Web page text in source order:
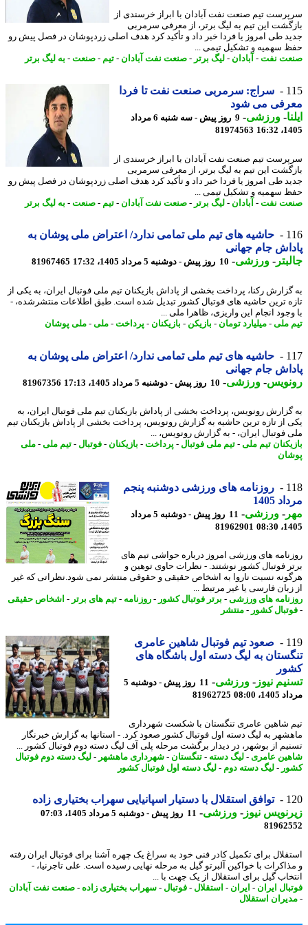
تیم صنعت نفت آبادان با ابراز خرسندی از
این تیم به لیگ برتر، از معرفی سرمربی
طی امروز یا فردا خبر داد و تأکید کرد هدف اصلی زردپوشان در فصل پیش رو
سهمیه و تشکیل تیمی ...
نفت -آبادان- لیگ برتر - صنعت نفت آبادان- تیم -صنعت-به لیگ برتر
سراج: سرمربی صنعت نفت تا فردا
می شود
-ورزشی-
9 روز پیش - سه شنبه 6 مرداد
81974563
تیم صنعت نفت آبادان با ابراز خرسندی از
این تیم به لیگ برتر، از معرفی سرمربی
طی امروز یا فردا خبر داد و تأکید کرد هدف اصلی زردپوشان در فصل پیش رو
سهمیه و تشکیل تیمی ...
نفت -آبادان- لیگ برتر - صنعت نفت آبادان- تیم -صنعت-به لیگ برتر
حاشیه های تیم ملی تمامی ندارد/ اعتراض ملی پوشان به
جام جهانی
-ورزشی-10 روز پیش - دوشنبه 5 مرداد 1405، 17:32 81967465
رکنا، پرداخت بخشی از پاداش بازیکنان تیم ملی فوتبال ایران، به یکی از
ترین حاشیه های فوتبال کشور تبدیل شده است. طبق اطلاعات منتشرشده، -
انجام این واریزی، ظاهرا ملی ...
ملی -میلیارد تومان-بازیکن -بازیکنان-پرداخت -ملی -ملی پوشان
حاشیه های تیم ملی تمامی ندارد/ اعتراض ملی پوشان به
جام جهانی
-ورزشی-10 روز پیش - دوشنبه 5 مرداد 1405، 17:13 81967356
رونویس، پرداخت بخشی از پاداش بازیکنان تیم ملی فوتبال ایران، به
از تازه ترین حاشیه به گزارش رونویس، پرداخت بخشی از پاداش بازیکنان تیم
فوتبال ایران، - به گزارش رونویس، ...
تیم ملی -تیم ملی فوتبال-پرداخت -بازیکنان-فوتبال-تیم ملی -ملی
روزنامه های ورزشی دوشنبه پنجم
1405
-ورزشی-
11 روز پیش - دوشنبه 5 مرداد
81962901
های ورزشی امروز درباره حواشی تیم های
فوتبال کشور نوشتند. - نظرات حاوی توهین و
نسبت ناروا به اشخاص حقیقی و حقوقی منتشر نمی شود.نظراتی که غیر
فارسی یا غیر مرتبط ...
های ورزشی -برتر فوتبال کشور-روزنامه -تیم های برتر - اشخاص حقیقی
کشور-منتشر
صعود تیم فوتبال شاهین عامری
به لیگ دسته اول باشگاه های
نیوز-ورزشی-
11 روز پیش - دوشنبه 5
08:00
81962725
شاهین عامری تنگستان با شکست شهرداری
به لیگ دسته اول فوتبال کشور صعود کرد. - استانها به گزارش خبرنگار
از بوشهر، در دیدار برگشت مرحله پلی آف لیگ دسته دوم فوتبال کشور ...
عامری- لیگ دسته-تنگستان-شهرداری ماهشهر-لیگ دسته دوم فوتبال
-لیگ دسته دوم -لیگ دسته اول فوتبال کشور
توافق استقلال با دستیار اسپانیایی سهراب بختیاری زاده
نیوز-ورزشی-11 روز پیش - دوشنبه 5 مرداد 1405، 07:03
برای تکمیل کادر فنی خود به سراغ یک چهره آشنا برای فوتبال ایران رفته
با خواکین آلبرتو گیل به مرحله نهایی رسیده است. علی تاجرنیا، -
گیل برای استقلال از یک جهت با ...
ایران - ایران - استقلال-فوتبال-سهراب بختیاری زاده - صنعت نفت آبادان
استقلال